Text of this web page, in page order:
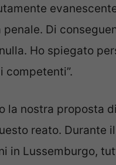
Di
Ho spiegato
competenti”.
la nostra proposta
reato. Durante
in Lussemburgo,